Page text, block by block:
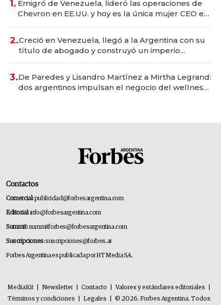
1. Emigró de Venezuela, lideró las operaciones de
Chevron en EE.UU. y hoy es la única mujer CEO en
2.Creció en Venezuela, llegó a la Argentina con su
título de abogado y construyó un imperio
3.De Paredes y Lisandro Martínez a Mirtha Legrand:
dos argentinos impulsan el negocio del wellness
Contactos
Comercial:publicidad@forbesargentina.com
Editorial:info@forbesargentina.com
Summit:summitforbes@forbesargentina.com
Suscripciones:suscripciones@forbes.ar
Forbes Argentina es publicada por HT Media SA.
MediaKit Newsletter Contacto Valores y estándares editoriales
Términos y condiciones
Legales © 2026. Forbes Argentina. Todos